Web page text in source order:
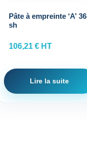
Pâte à empreinte ‘A’ 36
sh
106,21 € HT
Lire la suite